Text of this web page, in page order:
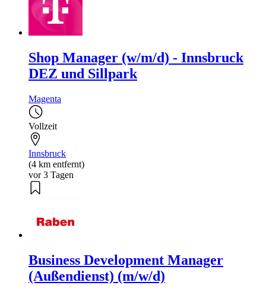
Shop Manager (w/m/d) - Innsbruck
DEZ und Sillpark
Magenta
Vollzeit
Innsbruck
(4 km entfernt)
vor 3 Tagen
Business Development Manager
(Außendienst) (m/w/d)